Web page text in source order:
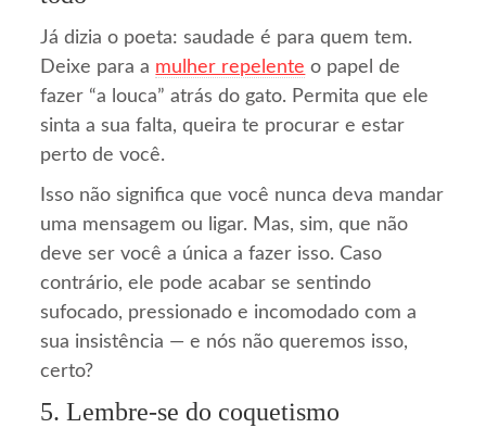
Já dizia o poeta: saudade é para quem tem.
Deixe para a mulher repelente o papel de
fazer “a louca” atrás do gato. Permita que ele
sinta a sua falta, queira te procurar e estar
perto de você.
Isso não significa que você nunca deva mandar
uma mensagem ou ligar. Mas, sim, que não
deve ser você a única a fazer isso. Caso
contrário, ele pode acabar se sentindo
sufocado, pressionado e incomodado com a
sua insistência — e nós não queremos isso,
certo?
5. Lembre-se do coquetismo